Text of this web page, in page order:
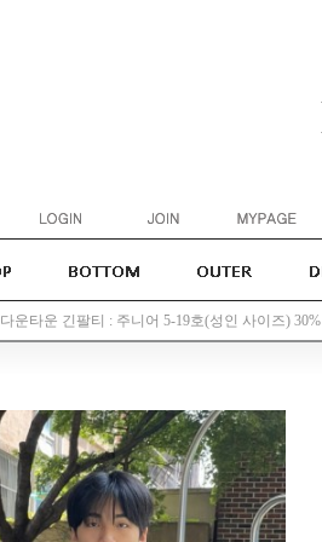
다운타운 긴팔티 : 주니어 5-19호(성인 사이즈) 30%